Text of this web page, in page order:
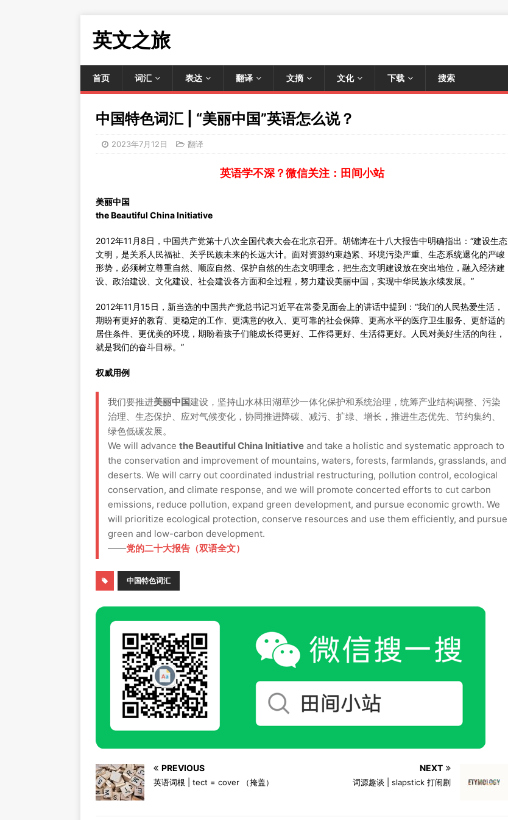
英文之旅
首页 词汇 表达 翻译 文摘 文化 下载 搜索
中国特色词汇 | “美丽中国”英语怎么说？
2023年7月12日 翻译
英语学不深？微信关注：田间小站
美丽中国
the Beautiful China Initiative
2012年11月8日，中国共产党第十八次全国代表大会在北京召开。胡锦涛在十八大报告中明确指出：“建设生态
文明，是关系人民福祉、关乎民族未来的长远大计。面对资源约束趋紧、环境污染严重、生态系统退化的严峻
形势，必须树立尊重自然、顺应自然、保护自然的生态文明理念，把生态文明建设放在突出地位，融入经济建
设、政治建设、文化建设、社会建设各方面和全过程，努力建设美丽中国，实现中华民族永续发展。”
2012年11月15日，新当选的中国共产党总书记习近平在常委见面会上的讲话中提到：“我们的人民热爱生活，
期盼有更好的教育、更稳定的工作、更满意的收入、更可靠的社会保障、更高水平的医疗卫生服务、更舒适的
居住条件、更优美的环境，期盼着孩子们能成长得更好、工作得更好、生活得更好。人民对美好生活的向往，
就是我们的奋斗目标。”
权威用例
我们要推进美丽中国建设，坚持山水林田湖草沙一体化保护和系统治理，统筹产业结构调整、污染
治理、生态保护、应对气候变化，协同推进降碳、减污、扩绿、增长，推进生态优先、节约集约、
绿色低碳发展。
We will advance the Beautiful China Initiative and take a holistic and systematic approach to
the conservation and improvement of mountains, waters, forests, farmlands, grasslands, and
deserts. We will carry out coordinated industrial restructuring, pollution control, ecological
conservation, and climate response, and we will promote concerted efforts to cut carbon
emissions, reduce pollution, expand green development, and pursue economic growth. We
will prioritize ecological protection, conserve resources and use them efficiently, and pursue
green and low-carbon development.
——党的二十大报告（双语全文）
中国特色词汇
PREVIOUS
英语词根 | tect = cover （掩盖）
NEXT
词源趣谈 | slapstick 打闹剧